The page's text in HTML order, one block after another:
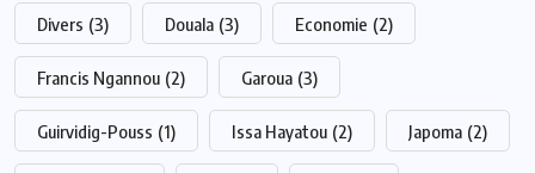
Divers (3) Douala (3) Economie (2)
Francis Ngannou (2) Garoua (3)
Guirvidig-Pouss (1) Issa Hayatou (2) Japoma (2)